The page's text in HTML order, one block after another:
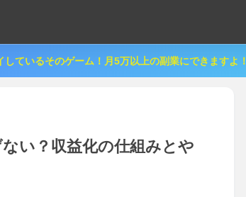
しているそのゲーム！月5万以上の副業にできますよ！
い？収益化の仕組みとや